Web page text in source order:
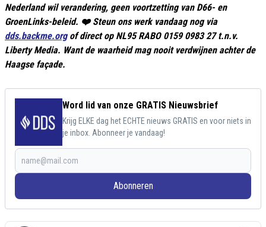
Nederland wil verandering, geen voortzetting van D66- en
GroenLinks-beleid. ❤️ Steun ons werk vandaag nog via
dds.backme.orgof direct op NL95 RABO 0159 0983 27 t.n.v.
Liberty Media. Want de waarheid mag nooit verdwijnen achter de
Haagse façade.
Word lid van onze GRATIS Nieuwsbrief
Krijg ELKE dag het ECHTE nieuws GRATIS en voor niets in
je inbox. Abonneer je vandaag!
Abonneren